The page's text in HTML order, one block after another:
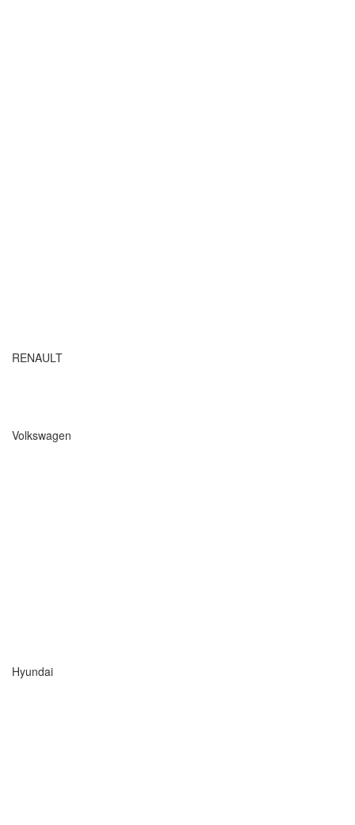
RENAULT
Volkswagen
Hyundai